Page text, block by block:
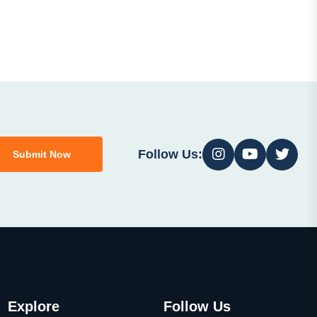
Submit Now Follow Us:
Explore Follow Us